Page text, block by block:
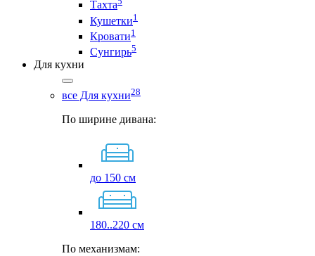
Тахта
Кушетки1
Кровати1
Сунгирь5
Для кухни
все Для кухни28
По ширине дивана:
до 150 см
180..220 см
По механизмам: